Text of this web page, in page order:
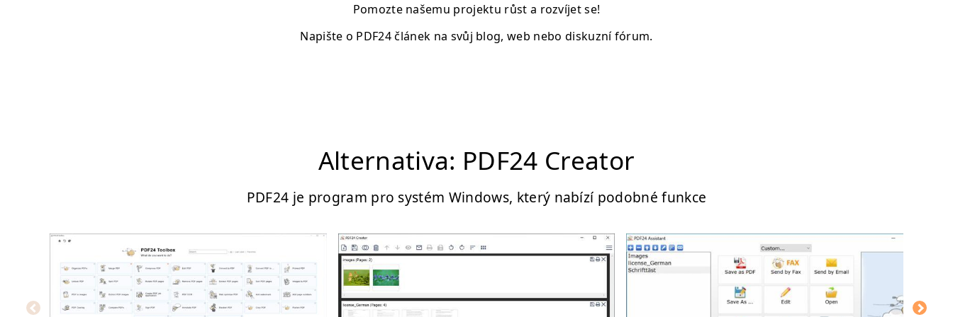
Pomozte našemu projektu růst a rozvíjet se!
Napište o PDF24 článek na svůj blog, web nebo diskuzní fórum.
Alternativa: PDF24 Creator
PDF24 je program pro systém Windows, který nabízí podobné funkce